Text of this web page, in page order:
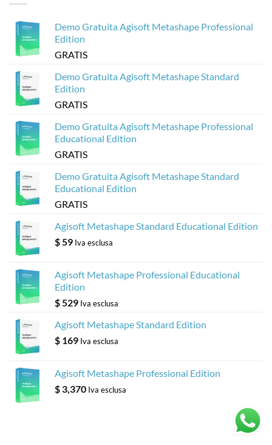
web
modelli
Metashape
Agisoft
Demo Gratuita Agisoft Metashape Professional
Edition
GRATIS
Demo Gratuita Agisoft Metashape Standard
Edition
GRATIS
Demo Gratuita Agisoft Metashape Professional
Educational Edition
GRATIS
Demo Gratuita Agisoft Metashape Standard
Educational Edition
GRATIS
Agisoft Metashape Standard Educational Edition
$ 59 Iva esclusa
Agisoft Metashape Professional Educational
Edition
$ 529 Iva esclusa
Agisoft Metashape Standard Edition
$ 169 Iva esclusa
Agisoft Metashape Professional Edition
$ 3,370 Iva esclusa